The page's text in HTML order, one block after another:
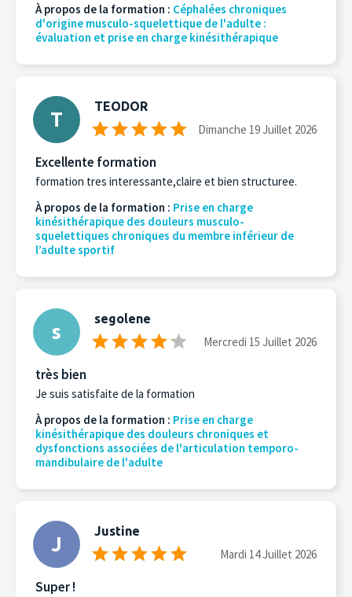
À propos de la formation : Céphalées chroniques
d'origine musculo-squelettique de l'adulte :
évaluation et prise en charge kinésithérapique
T
TEODOR
Dimanche 19 Juillet 2026
Excellente formation
formation tres interessante,claire et bien structuree.
À propos de la formation : Prise en charge
kinésithérapique des douleurs musculo-
squelettiques chroniques du membre inférieur de
l’adulte sportif
s
segolene
Mercredi 15 Juillet 2026
très bien
Je suis satisfaite de la formation
À propos de la formation : Prise en charge
kinésithérapique des douleurs chroniques et
dysfonctions associées de l'articulation temporo-
mandibulaire de l'adulte
J
Justine
Mardi 14 Juillet 2026
Super !